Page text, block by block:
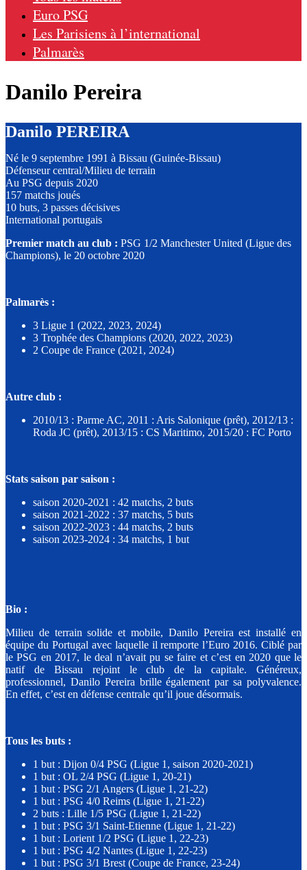
Euro PSG
Les Parisiens à l’international
Palmarès
Danilo Pereira
Danilo PEREIRA
Né le 9 septembre 1991 à Bissau (Guinée-Bissau)
Défenseur central/Milieu de terrain
Au PSG depuis 2020
157 matchs joués
10 buts, 3 passes décisives
International portugais
Premier match au club : PSG 1/2 Manchester United (Ligue des
Champions), le 20 octobre 2020
Palmarès :
3 Ligue 1 (2022, 2023, 2024)
3 Trophée des Champions (2020, 2022, 2023)
2 Coupe de France (2021, 2024)
Autre club :
2010/13 : Parme AC, 2011 : Aris Salonique (prêt), 2012/13 :
Roda JC (prêt), 2013/15 : CS Maritimo, 2015/20 : FC Porto
Stats saison par saison :
saison 2020-2021 : 42 matchs, 2 buts
saison 2021-2022 : 37 matchs, 5 buts
saison 2022-2023 : 44 matchs, 2 buts
saison 2023-2024 : 34 matchs, 1 but
Bio :
Milieu de terrain solide et mobile, Danilo Pereira est installé en
équipe du Portugal avec laquelle il remporte l’Euro 2016. Ciblé par
le PSG en 2017, le deal n’avait pu se faire et c’est en 2020 que le
natif de Bissau rejoint le club de la capitale. Généreux,
professionnel, Danilo Pereira brille également par sa polyvalence.
En effet, c’est en défense centrale qu’il joue désormais.
Tous les buts :
1 but : Dijon 0/4 PSG (Ligue 1, saison 2020-2021)
1 but : OL 2/4 PSG (Ligue 1, 20-21)
1 but : PSG 2/1 Angers (Ligue 1, 21-22)
1 but : PSG 4/0 Reims (Ligue 1, 21-22)
2 buts : Lille 1/5 PSG (Ligue 1, 21-22)
1 but : PSG 3/1 Saint-Etienne (Ligue 1, 21-22)
1 but : Lorient 1/2 PSG (Ligue 1, 22-23)
1 but : PSG 4/2 Nantes (Ligue 1, 22-23)
1 but : PSG 3/1 Brest (Coupe de France, 23-24)